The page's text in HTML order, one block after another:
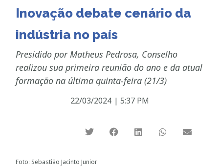
Inovação debate cenário da
indústria no país
Presidido por Matheus Pedrosa, Conselho
realizou sua primeira reunião do ano e da atual
formação na última quinta-feira (21/3)
22/03/2024 | 5:37 PM
Foto: Sebastião Jacinto Junior